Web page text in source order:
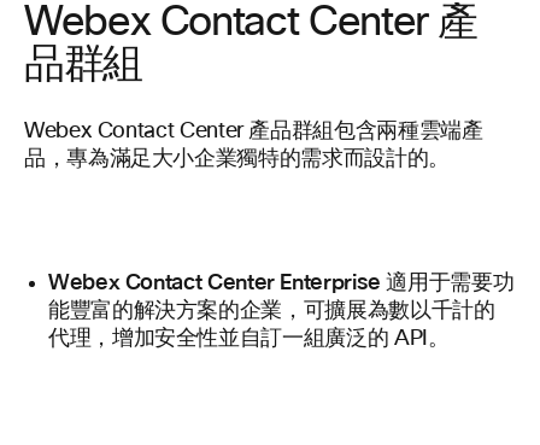
Webex Contact Center 產
品群組
Webex Contact Center 產品群組包含兩種雲端產
品，專為滿足大小企業獨特的需求而設計的。
Webex Contact Center Enterprise 適用于需要功
能豐富的解決方案的企業，可擴展為數以千計的
代理，增加安全性並自訂一組廣泛的 API。